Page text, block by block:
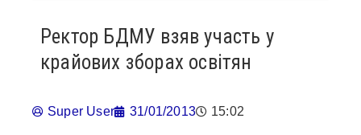
Ректор БДМУ взяв участь у
крайових зборах освітян
Super User 31/01/2013 15:02